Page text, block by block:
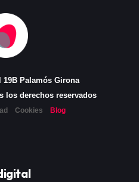
19B Palamós Girona
los derechos reservados
Cookies Blog